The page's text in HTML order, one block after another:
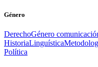
Género
DerechoGénero
HistoriaLinguística
Política